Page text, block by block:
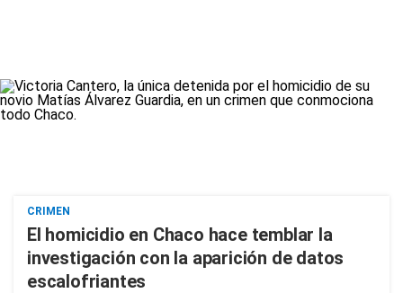
CRIMEN
El homicidio en Chaco hace temblar la
investigación con la aparición de datos
escalofriantes